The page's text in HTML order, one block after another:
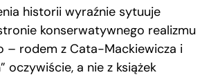
historii wyraźnie sytuuje
konserwatywnego realizmu
– rodem z Cata-Mackiewicza i
oczywiście, a nie z książek